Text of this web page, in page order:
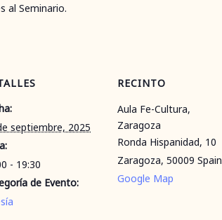
al Seminario.
septiembre, 2025
- 19:30
de Evento:
RECINTO
Aula Fe-Cultura,
Zaragoza
Ronda Hispanidad, 10
Zaragoza, 50009 Spain
Google Map